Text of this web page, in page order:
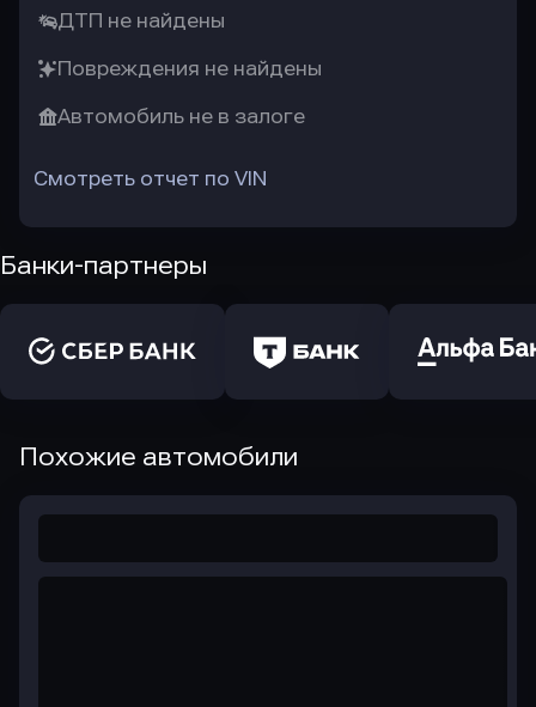
ДТП не найдены
Повреждения не найдены
Автомобиль не в залоге
Смотреть отчет по VIN
Банки-партнеры
Похожие автомобили